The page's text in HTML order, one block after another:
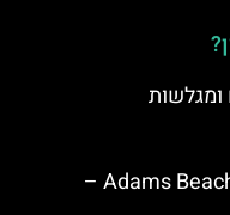
איה נאפה מלון אדמס – Adams Beach Hotel –